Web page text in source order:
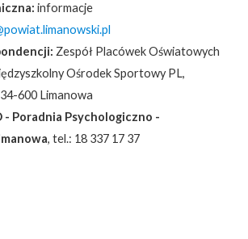
informacje
Zespół Placówek Oświatowych
Ośrodek Sportowy PL,
600 Limanowa
Poradnia Psychologiczno -
, tel.: 18 337 17 37